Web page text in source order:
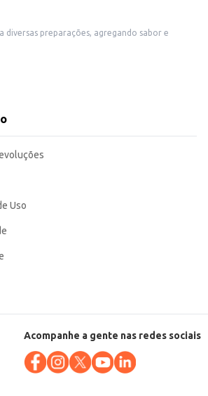
diversas preparações, agregando sabor e
suas receitas.
Uso
Acompanhe a gente nas redes sociais